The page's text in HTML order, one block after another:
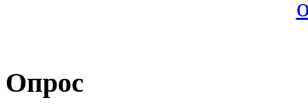
Опрос